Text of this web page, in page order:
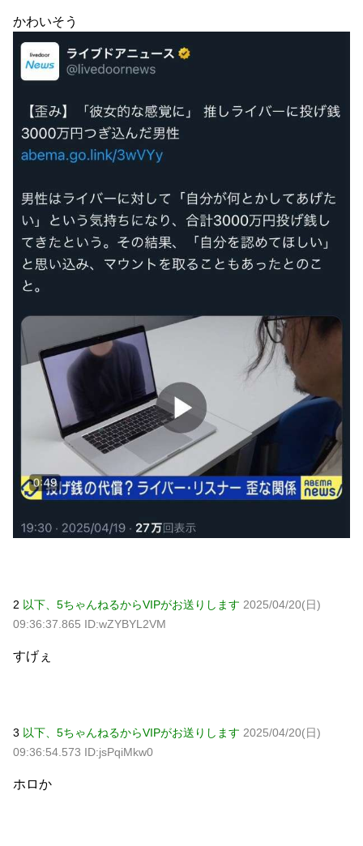
【悲報】彼氏の浮気に激怒→賃貸を椅子でフルボッコにし
【物議】水川かたまりの授乳姿に“子育て警察”出動→ガル民
「私も足組んでた」大合唱ｗｗｗ
パチンコ京楽産業に譲渡【ノース・リバー】【窪田康志】
元AKB社長、22億円申告漏れ 乃木坂46運営会社の株式を
パチンコ京楽産業に譲渡【ノース・リバー】【窪田康志】
Powered by livedoor 相互RSS
かわいそう
2 以下、5ちゃんねるからVIPがお送りします 2025/04/20(日)
09:36:37.865 ID:wZYBYL2VM
すげぇ
3 以下、5ちゃんねるからVIPがお送りします 2025/04/20(日)
09:36:54.573 ID:jsPqiMkw0
ホロか